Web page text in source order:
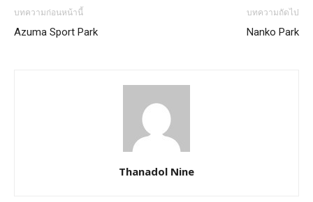
บทความก่อนหน้านี้
Azuma Sport Park
บทความถัดไป
Nanko Park
Thanadol Nine